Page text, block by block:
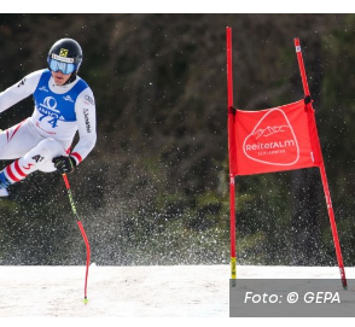
Foto: © GEPA